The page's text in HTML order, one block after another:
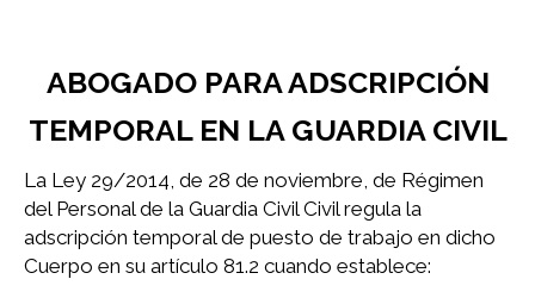
ABOGADO PARA ADSCRIPCIÓN
TEMPORAL EN LA GUARDIA CIVIL
La Ley 29/2014, de 28 de noviembre, de Régimen
del Personal de la Guardia Civil Civil regula la
adscripción temporal de puesto de trabajo en dicho
Cuerpo en su artículo 81.2 cuando establece: